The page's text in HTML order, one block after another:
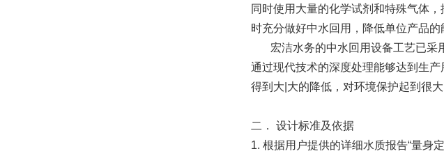
同时使用大量的化学试剂和特殊气体
时充分做好中水回用，降低单位产品
宏洁水务的中水回用设备工艺已采
通过现代技术的深度处理能够达到生
得到大|大的降低，对环境保护起到很大
二． 设计标准及依据
1. 根据用户提供的详细水质报告“量身定